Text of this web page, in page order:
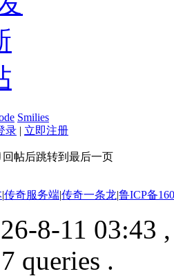
Smilies
录 | 立即注册
回帖后跳转到最后一页
|传奇服务端|传奇一条龙|鲁ICP备
8-11 03:43
queries .